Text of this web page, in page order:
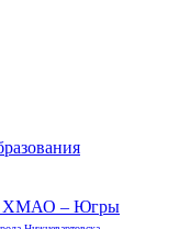
ХМАО – Югры